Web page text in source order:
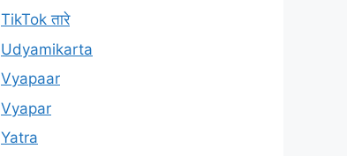
TikTok तारे
Udyamikarta
Vyapaar
Vyapar
Yatra